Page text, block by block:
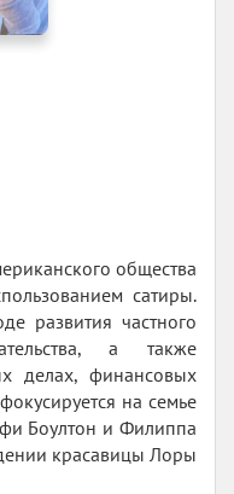
общества
сатиры.
развития частного
а также
делах, финансовых
на семье
Боултон и Филиппа
красавицы Лоры